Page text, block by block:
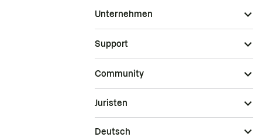
Unternehmen
Support
Community
Juristen
Deutsch